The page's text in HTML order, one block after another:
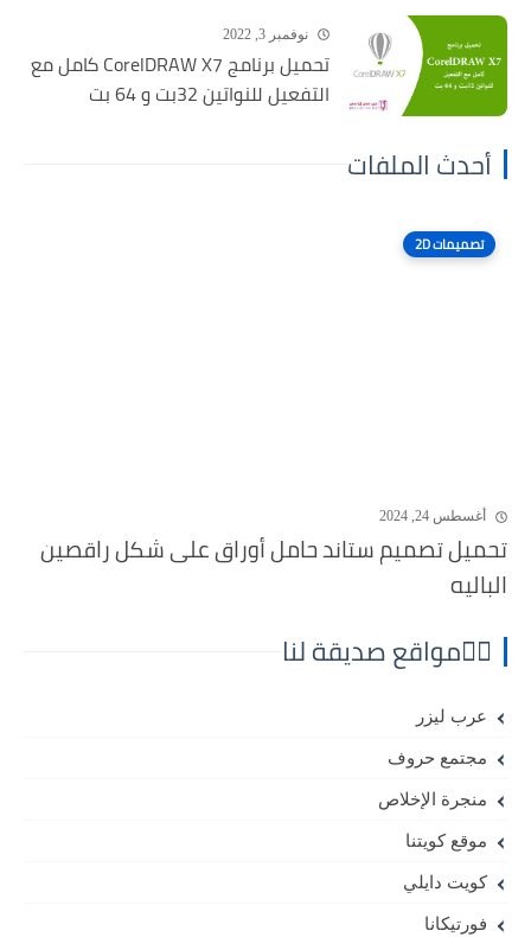
نوفمبر 3, 2022
تحميل برنامج CorelDRAW X7 كامل مع
التفعيل للنواتين 32بت و 64 بت
أحدث الملفات
تصميمات 2D
أغسطس 24, 2024
تحميل تصميم ستاند حامل أوراق على شكل راقصين
الباليه
⛓️‍💥مواقع صديقة لنا
عرب ليزر
مجتمع حروف
منجرة الإخلاص
موقع كويتنا
كويت دايلي
فورتيكانا